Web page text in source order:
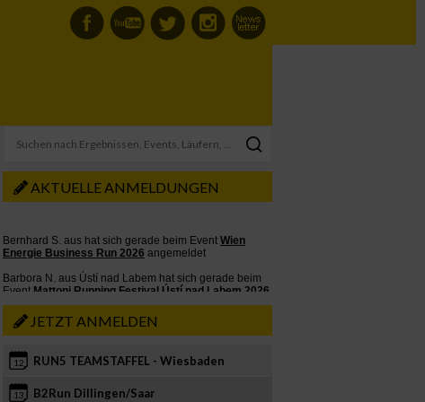
AKTUELLE ANMELDUNGEN
JETZT ANMELDEN
12 RUN5 TEAMSTAFFEL - Wiesbaden
13 B2Run Dillingen/Saar